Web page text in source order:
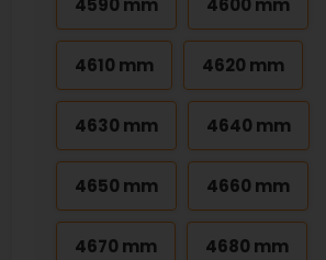
4590 mm 4600 mm
4610 mm 4620 mm
4630 mm 4640 mm
4650 mm 4660 mm
4670 mm 4680 mm